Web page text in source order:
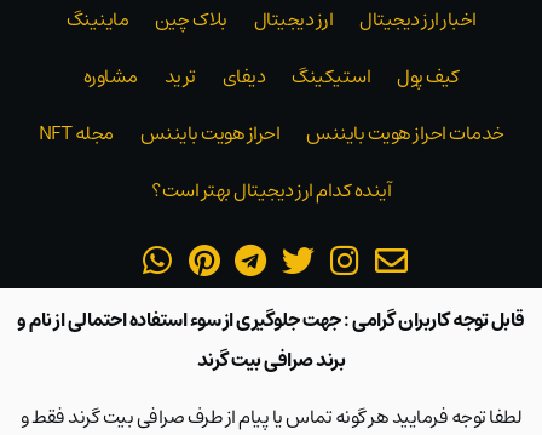
اخبار ارز دیجیتال
ارز دیجیتال بلاک‌ چین
ماینینگ
کیف پول
استیکینگ دیفای ترید
مشاوره
خدمات احراز هویت بایننس
احراز هویت بایننس
مجله NFT
آینده کدام ارز دیجیتال بهتر است؟
قابل توجه کاربران گرامی : جهت جلوگیری از سوء استفاده احتمالی از نام و
برند صرافی بیت گرند
لطفا توجه فرمایید هر گونه تماس یا پیام از طرف صرافی بیت گرند فقط و